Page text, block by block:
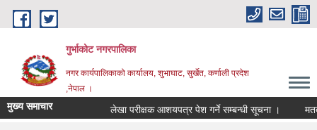
Skip to main content
गुर्भाकोट नगरपालिका
नगर कार्यपालिकाको कार्यालय, शुभाघाट, सुर्खेत, कर्णाली प्रदेश
,नेपाल ।
मुख्य समाचार लेखा परीक्षक आशयपत्र पेश गर्ने सम्बन्धी सूचना ।